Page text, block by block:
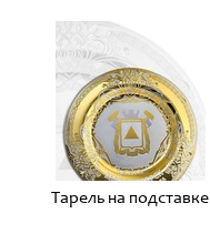
Тарель на подставке